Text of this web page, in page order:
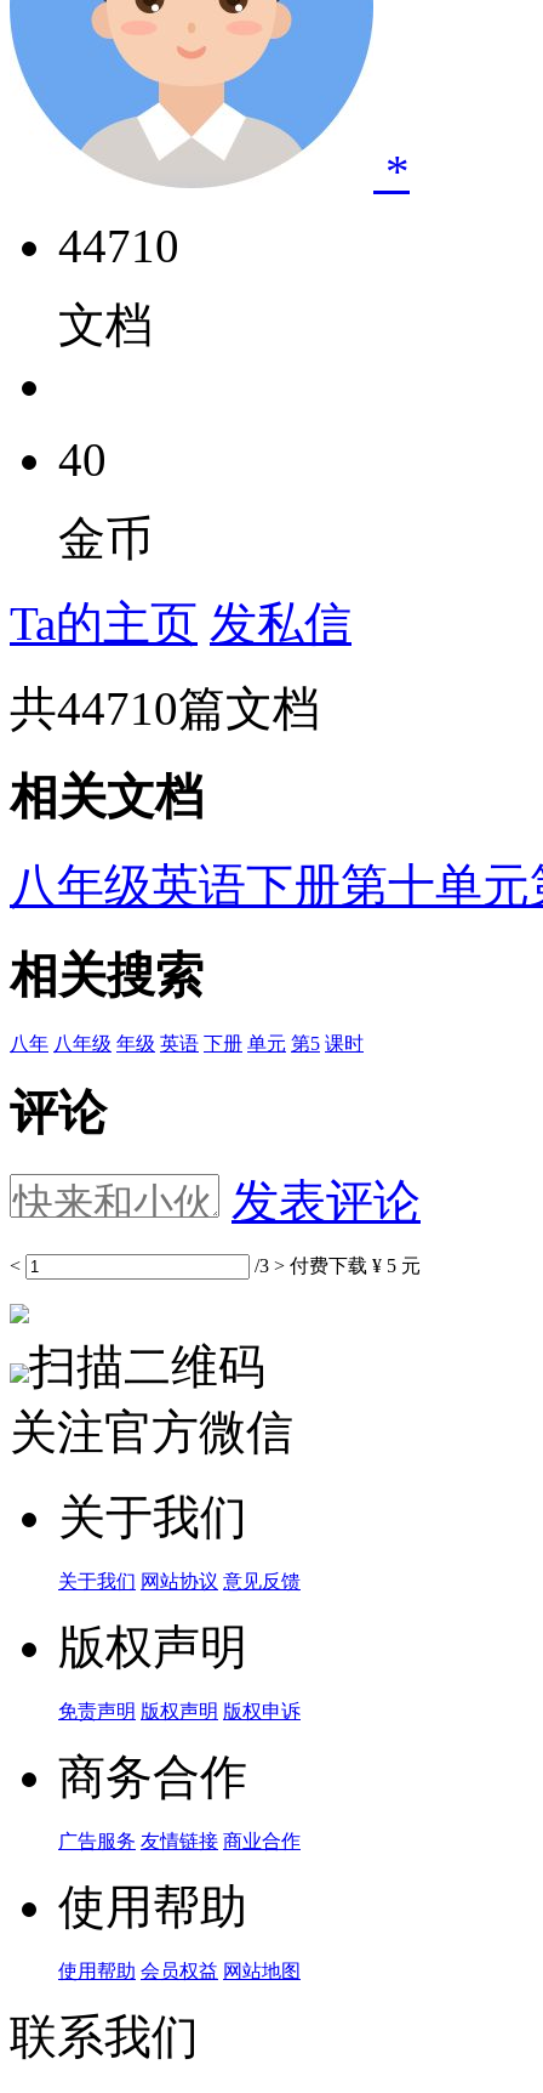
*
44710
文档
40
金币
Ta的主页 发私信
共44710篇文档
相关文档
八年级英语下册第十单元
相关搜索
八年 八年级 年级 英语 下册 单元 第5 课时
评论
发表评论
< /3 > 付费下载 ¥ 5 元
扫描二维码
关注官方微信
关于我们
关于我们 网站协议 意见反馈
版权声明
免责声明 版权声明 版权申诉
商务合作
广告服务 友情链接 商业合作
使用帮助
使用帮助 会员权益 网站地图
联系我们